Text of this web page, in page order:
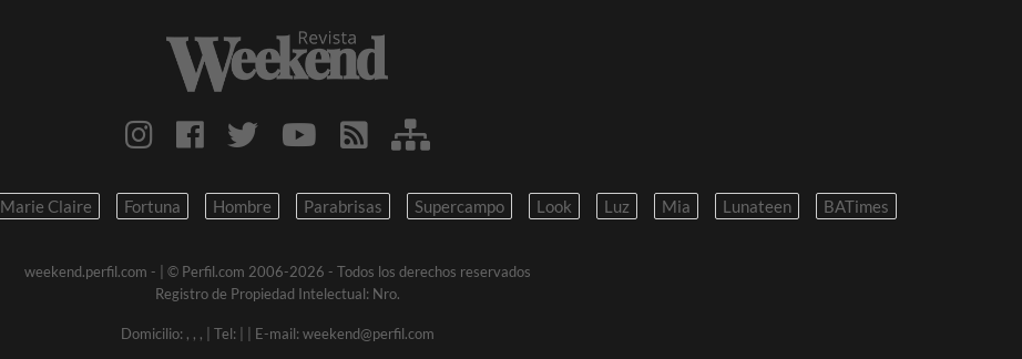
Marie Claire Fortuna Hombre Parabrisas Supercampo Look Luz Mia Lunateen BATimes
weekend.perfil.com -
| © Perfil.com 2006-2026 - Todos los derechos reservados
Registro de Propiedad Intelectual: Nro.
Domicilio: , , , | Tel: | E-mail: weekend@perfil.com